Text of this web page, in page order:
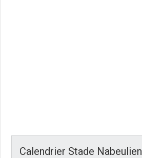
Calendrier Stade Nabeulien